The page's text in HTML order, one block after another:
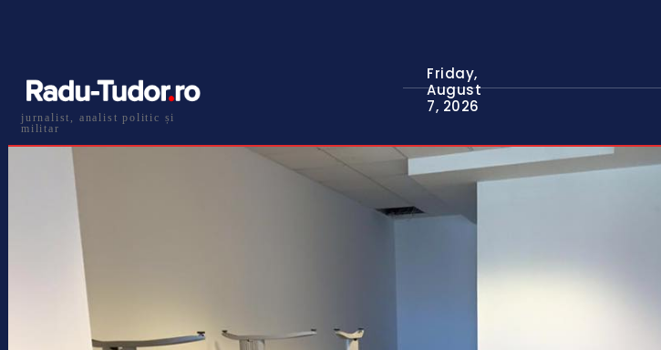
jurnalist, analist politic și
militar
Friday,
August
7, 2026